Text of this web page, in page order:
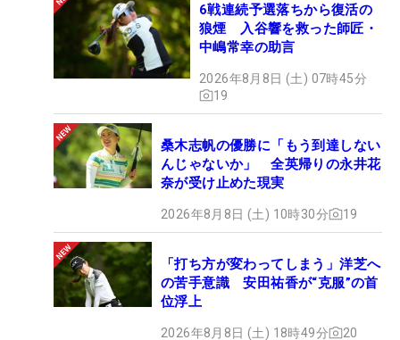
6戦連続予選落ちから復活の
狼煙 入谷響を救った師匠・
中嶋常幸の助言
2026年8月8日 (土) 07時45分
19
桑木志帆の優勝に「もう到達しない
んじゃないか」 全英帰りの永井花
奈が受け止めた現実
2026年8月8日 (土) 10時30分 19
「打ち方が変わってしまう」洋芝へ
の苦手意識 安田祐香が“克服”の首
位浮上
2026年8月8日 (土) 18時49分 20